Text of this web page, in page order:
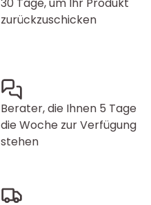
zurückzuschicken
Berater, die Ihnen 5 Tage
die Woche zur Verfügung
stehen